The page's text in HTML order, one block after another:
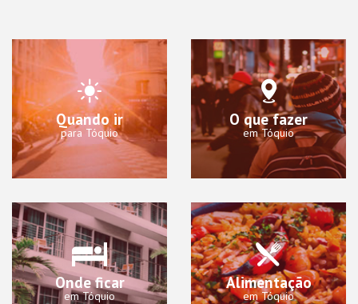
Quando ir
para Tóquio
O que fazer
em Tóquio
Onde ficar
em Tóquio
Alimentação
em Tóquio